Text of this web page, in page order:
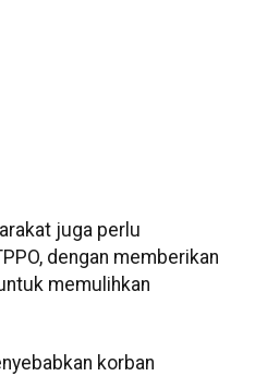
juga perlu
dengan memberikan
memulihkan
korban